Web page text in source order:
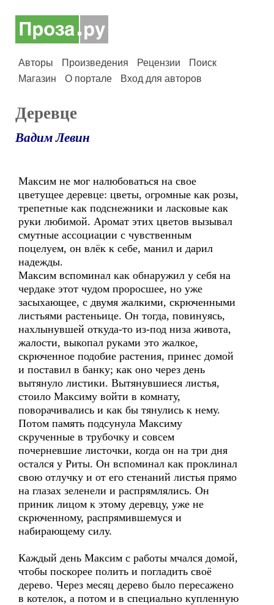
Авторы Произведения Рецензии
Поиск
Магазин
О портале Вход для авторов
Деревце
Вадим Левин
Максим не мог налюбоваться на свое
цветущее деревце: цветы, огромные как розы,
трепетные как подснежники и ласковые как
руки любимой. Аромат этих цветов вызывал
смутные ассоциации с чувственным
поцелуем, он влёк к себе, манил и дарил
надежды.
Максим вспоминал как обнаружил у себя на
чердаке этот чудом проросшее, но уже
засыхающее, с двумя жалкими, скрюченными
листьями растеньице. Он тогда, повинуясь,
нахлынувшей откуда-то из-под низа живота,
жалости, выкопал руками это жалкое,
скрюченное подобие растения, принес домой
и поставил в банку; как оно через день
вытянуло листики. Вытянувшиеся листья,
стоило Максиму войти в комнату,
поворачивались и как бы тянулись к нему.
Потом память подсунула Максиму
скрученные в трубочку и совсем
почерневшие листочки, когда он на три дня
остался у Риты. Он вспоминал как проклинал
свою отлучку и от его стенаний листья прямо
на глазах зеленели и распрямлялись. Он
приник лицом к этому деревцу, уже не
скрюченному, распрямившемуся и
набирающему силу.
Каждый день Максим с работы мчался домой,
чтобы поскорее полить и погладить своё
дерево. Через месяц дерево было пересажено
в котелок, а потом и в специально купленную